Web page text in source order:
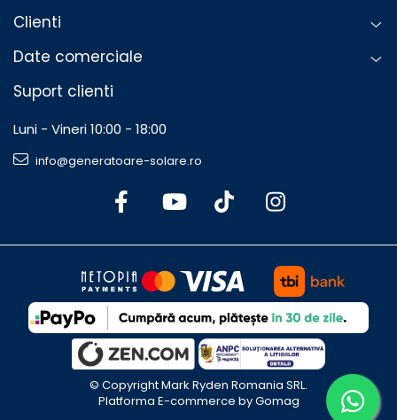
Clienti
Date comerciale
Suport clienti
Luni - Vineri 10:00 - 18:00
info@generatoare-solare.ro
©️ Copyright Mark Ryden Romania SRL.
Platforma E-commerce by Gomag